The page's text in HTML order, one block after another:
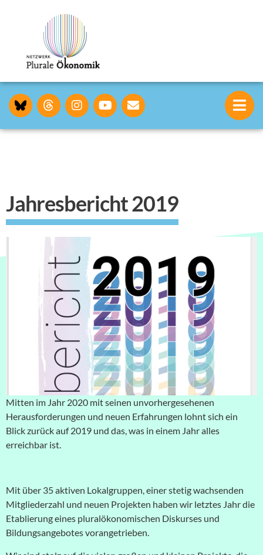
Jahresbericht 2019
Mitten im Jahr 2020 mit seinen unvorhergesehenen
Herausforderungen und neuen Erfahrungen lohnt sich ein
Blick zurück auf 2019 und das, was in einem Jahr alles
erreichbar ist.
Mit über 35 aktiven Lokalgruppen, einer stetig wachsenden
Mitgliederzahl und neuen Projekten haben wir letztes Jahr die
Etablierung eines pluralökonomischen Diskurses und
Bildungsangebotes vorangetrieben.